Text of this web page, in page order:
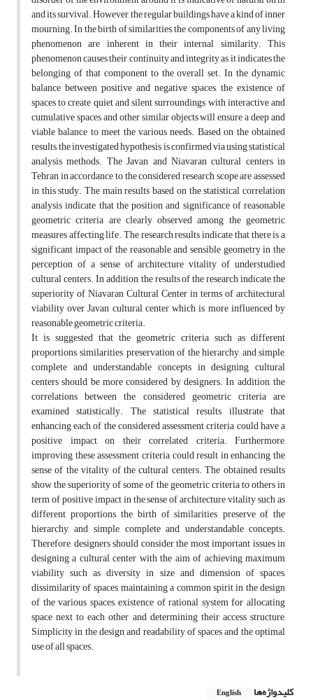
and its survival. However, the regular buildings have a kind of inner
mourning. In the birth of similarities, the components of any living
phenomenon are inherent in their internal similarity. This
phenomenon causes their continuity and integrity as it indicates the
belonging of that component to the overall set. In the dynamic
balance between positive and negative spaces, the existence of
spaces to create quiet and silent surroundings with interactive and
cumulative spaces and other similar objects will ensure a deep and
viable balance to meet the various needs. Based on the obtained
results, the investigated hypothesis is confirmed via using statistical
analysis methods. The Javan and Niavaran cultural centers in
Tehran in accordance to the considered research scope are assessed
in this study. The main results based on the statistical correlation
analysis indicate that the position and significance of reasonable
geometric criteria are clearly observed among the geometric
measures affecting life. The research results indicate that there is a
significant impact of the reasonable and sensible geometry in the
perception of a sense of architecture vitality of understudied
cultural centers. In addition, the results of the research indicate the
superiority of Niavaran Cultural Center in terms of architectural
viability over Javan cultural center which is more influenced by
reasonable geometric criteria.
It is suggested that the geometric criteria such as different
proportions, similarities, preservation of the hierarchy, and simple,
complete and understandable concepts in designing cultural
centers should be more considered by designers. In addition, the
correlations between the considered geometric criteria are
examined statistically. The statistical results illustrate that
enhancing each of the considered assessment criteria could have a
positive impact on their correlated criteria. Furthermore,
improving these assessment criteria could result in enhancing the
sense of the vitality of the cultural centers. The obtained results
show the superiority of some of the geometric criteria to others in
term of positive impact in the sense of architecture vitality such as
different proportions, the birth of similarities, preserve of the
hierarchy, and simple, complete and understandable concepts.
Therefore, designers should consider the most important issues in
designing a cultural center with the aim of achieving maximum
viability such as diversity in size and dimension of spaces,
dissimilarity of spaces, maintaining a common spirit in the design
of the various spaces, existence of rational system for allocating
space next to each other and determining their access structure,
Simplicity in the design and readability of spaces and the optimal
use of all spaces.
کلیدواژه‌ها English